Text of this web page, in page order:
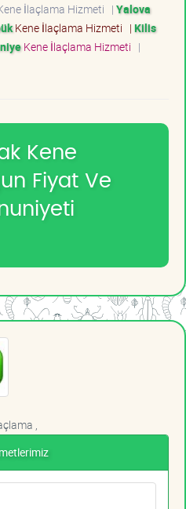
İlaçlama Hizmeti | Yalova
Kene İlaçlama Hizmeti | Kilis
Kene İlaçlama Hizmeti |
Kene
Fiyat Ve
,